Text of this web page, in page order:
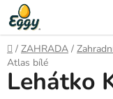
Přejít
na
obsah
Domů
/ ZAHRADA /
Atlas bílé
Lehátko